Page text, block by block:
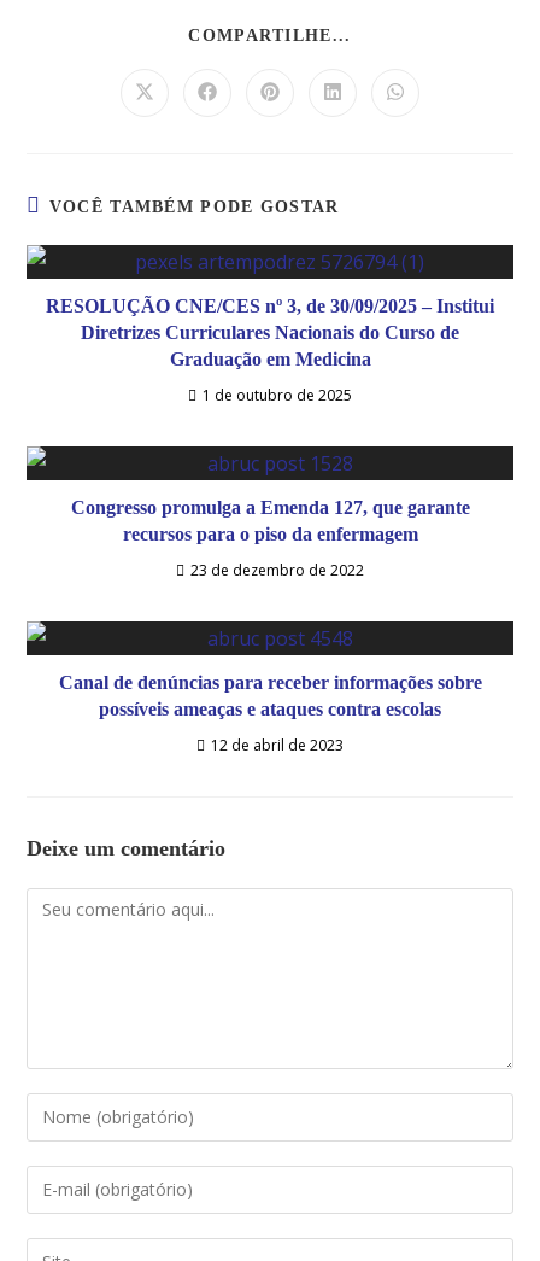
COMPARTILHE...
VOCÊ TAMBÉM PODE GOSTAR
RESOLUÇÃO CNE/CES nº 3, de 30/09/2025 – Institui
Diretrizes Curriculares Nacionais do Curso de
Graduação em Medicina
1 de outubro de 2025
Congresso promulga a Emenda 127, que garante
recursos para o piso da enfermagem
23 de dezembro de 2022
Canal de denúncias para receber informações sobre
possíveis ameaças e ataques contra escolas
12 de abril de 2023
Deixe um comentário